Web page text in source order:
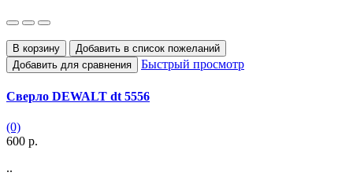
В корзину
Добавить в список пожеланий
Добавить для сравнения
Быстрый просмотр
Сверло DEWALT dt 5556
(0)
600 р.
..